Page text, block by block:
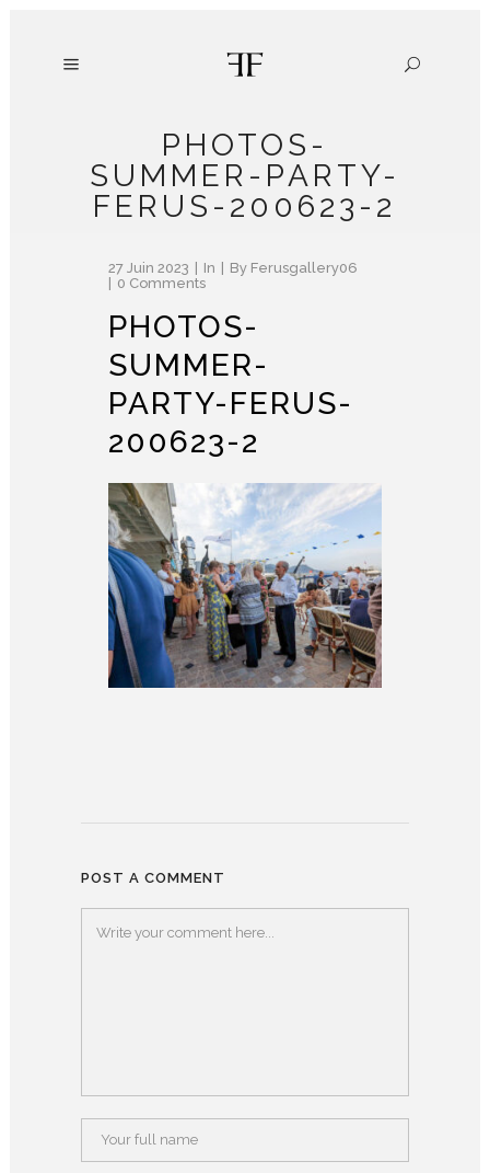
PHOTOS-
SUMMER-PARTY-
FERUS-200623-2
27 Juin 2023 In By Ferusgallery06
0 Comments
PHOTOS-
SUMMER-
PARTY-FERUS-
200623-2
POST A COMMENT